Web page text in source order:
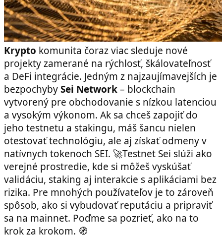
Krypto komunita čoraz viac sleduje nové
projekty zamerané na rýchlosť, škálovateľnosť
a DeFi integrácie. Jedným z najzaujímavejších je
bezpochybySei Network– blockchain
vytvorený pre obchodovanie s nízkou latenciou
a vysokým výkonom. Ak sa chceš zapojiť do
jeho testnetu a stakingu, máš šancu nielen
otestovať technológiu, ale aj získať odmeny v
natívnych tokenoch SEI. 🚀Testnet Sei slúži ako
verejné prostredie, kde si môžeš vyskúšať
validáciu, staking aj interakcie s aplikáciami bez
rizika. Pre mnohých používateľov je to zároveň
spôsob, ako si vybudovať reputáciu a pripraviť
sa na mainnet. Poďme sa pozrieť, ako na to
krok za krokom. 🧭